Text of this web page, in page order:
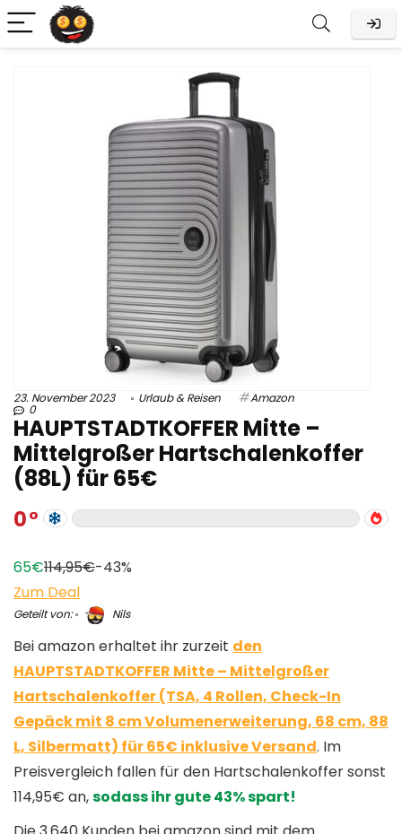
23. November 2023 Urlaub & Reisen Amazon
0
HAUPTSTADTKOFFER Mitte –
Mittelgroßer Hartschalenkoffer
(88L) für 65€
0
65€114,95€-43%
Zum Deal
Geteilt von: Nils
Bei amazon erhaltet ihr zurzeit den
HAUPTSTADTKOFFER Mitte – Mittelgroßer
Hartschalenkoffer (TSA, 4 Rollen, Check-In
Gepäck mit 8 cm Volumenerweiterung, 68 cm, 88
L, Silbermatt) für 65€ inklusive Versand. Im
Preisvergleich fallen für den Hartschalenkoffer sonst
114,95€ an,sodass ihr gute 43% spart!